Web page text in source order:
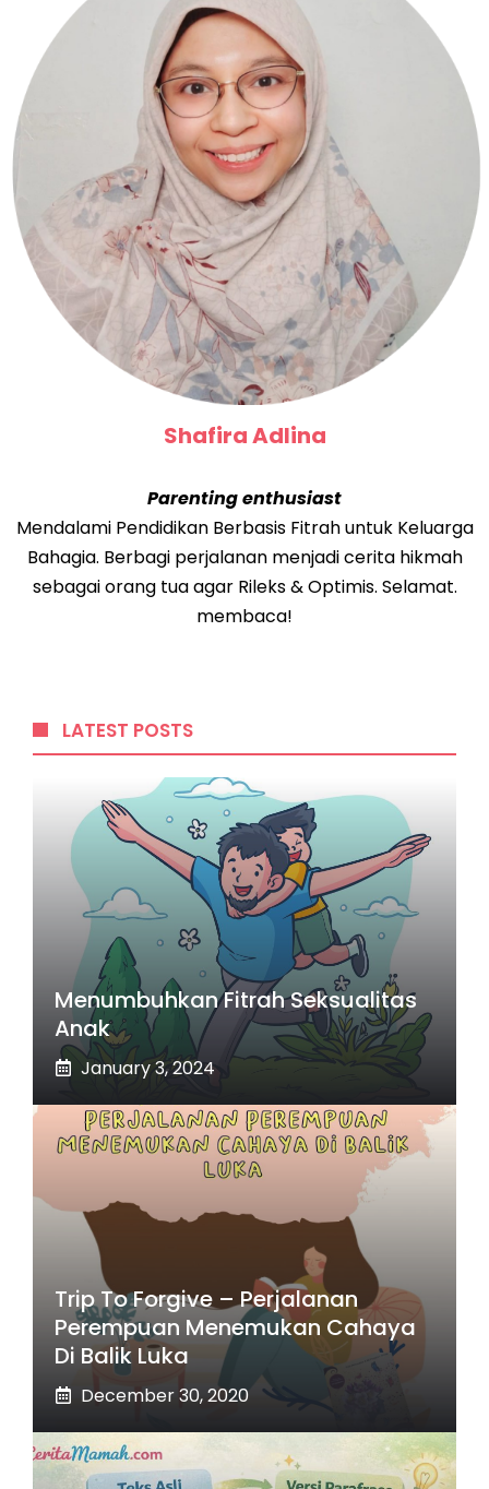
Shafira Adlina
Parenting enthusiast
Mendalami Pendidikan Berbasis Fitrah untuk Keluarga
Bahagia. Berbagi perjalanan menjadi cerita hikmah
sebagai orang tua agar Rileks & Optimis. Selamat.
membaca!
LATEST POSTS
Menumbuhkan Fitrah Seksualitas
Anak
January 3, 2024
Trip To Forgive – Perjalanan
Perempuan Menemukan Cahaya
Di Balik Luka
December 30, 2020